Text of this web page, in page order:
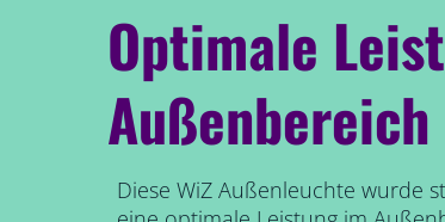
Optimale
Diese WiZ Außenleuchte wurde